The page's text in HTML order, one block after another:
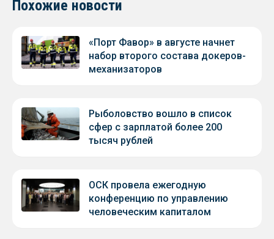
Похожие новости
«Порт Фавор» в августе начнет
набор второго состава докеров-
механизаторов
Рыболовство вошло в список
сфер с зарплатой более 200
тысяч рублей
ОСК провела ежегодную
конференцию по управлению
человеческим капиталом